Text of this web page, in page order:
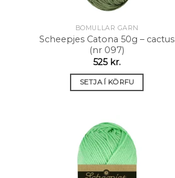
BÓMULLAR GARN
Scheepjes Catona 50g – cactus
(nr 097)
525 kr.
SETJA Í KÖRFU